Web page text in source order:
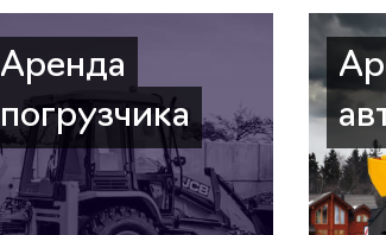
Аренда
погрузчика